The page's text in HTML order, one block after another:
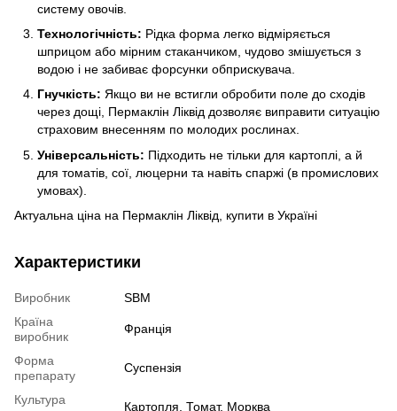
систему овочів.
Технологічність: Рідка форма легко відміряється
шприцом або мірним стаканчиком, чудово змішується з
водою і не забиває форсунки обприскувача.
Гнучкість: Якщо ви не встигли обробити поле до сходів
через дощі, Пермаклін Ліквід дозволяє виправити ситуацію
страховим внесенням по молодих рослинах.
Універсальність: Підходить не тільки для картоплі, а й
для томатів, сої, люцерни та навіть спаржі (в промислових
умовах).
Актуальна ціна на Пермаклін Ліквід, купити в Україні
Характеристики
Виробник
SBM
Країна
виробник
Франція
Форма
препарату
Суспензія
Культура
Картопля, Томат, Морква